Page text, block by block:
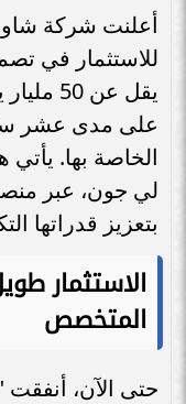
أعلنت شركة
للاستثمار في
على مدى عشر
الخاصة بها.
لي جون، عبر
بتعزيز قدراتها
الاستثمار
المتخصص